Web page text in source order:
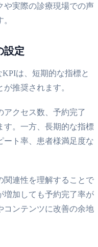
や実際の診療現場での声
設定
は、短期的な指標と
推奨されます。
アクセス数、予約完了
す。一方、長期的な指標
ート率、患者様満足度な
関連性を理解することで
増加しても予約完了率が
コンテンツに改善の余地